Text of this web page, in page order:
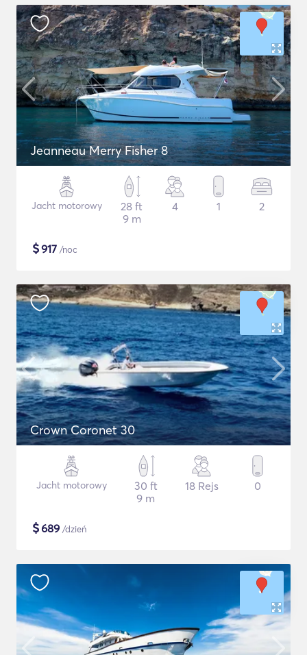
Jeanneau Merry Fisher 8
Jacht motorowy
28 ft
9 m
4 1 2
$917 /noc
Crown Coronet 30
Jacht motorowy
30 ft
9 m
18 Rejs 0
$689 /dzień